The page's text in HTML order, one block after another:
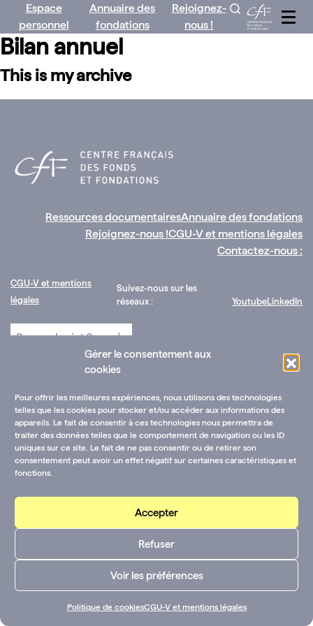
Gérer le consentement aux
cookies
Pour offrir les meilleures expériences, nous utilisons des technologies
telles que les cookies pour stocker et/ou accéder aux informations des
appareils. Le fait de consentir à ces technologies nous permettra de
traiter des données telles que le comportement de navigation ou les ID
uniques sur ce site. Le fait de ne pas consentir ou de retirer son
consentement peut avoir un effet négatif sur certaines caractéristiques et
fonctions.
Accepter
Refuser
Voir les préférences
Politique de cookiesCGU-V et mentions légales
contenu
Espace
personnel
Annuaire des
fondations
Rejoignez-
nous !
Bilan annuel
This is my archive
Ressources documentairesAnnuaire des fondations
Rejoignez-nous !CGU-V et mentions légales
Contactez-nous :
CGU-V et mentions
légales
Suivez-nous sur les
réseaux :
YoutubeLinkedIn